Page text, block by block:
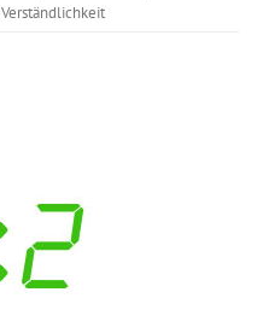
Verständlichkeit